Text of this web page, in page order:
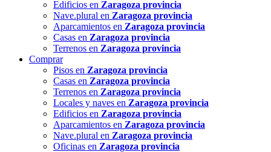
Edificios en Zaragoza provincia
Nave.plural en Zaragoza provincia
Aparcamientos en Zaragoza provincia
Casas en Zaragoza provincia
Terrenos en Zaragoza provincia
Comprar
Pisos en Zaragoza provincia
Casas en Zaragoza provincia
Terrenos en Zaragoza provincia
Locales y naves en Zaragoza provincia
Edificios en Zaragoza provincia
Aparcamientos en Zaragoza provincia
Nave.plural en Zaragoza provincia
Oficinas en Zaragoza provincia